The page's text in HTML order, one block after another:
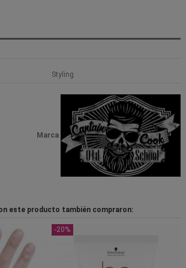
Styling
Marca
este producto también compraron:
-20%